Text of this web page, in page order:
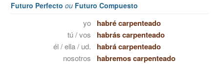
Futuro Perfecto ou Futuro Compuesto
yo habré carpenteado
tú / vos habrás carpenteado
él / ella / ud. habrá carpenteado
nosotros habremos carpenteado